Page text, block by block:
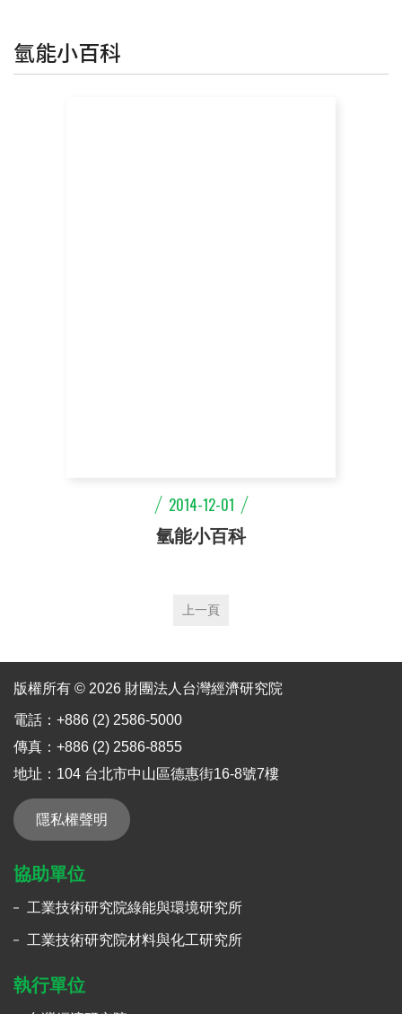
氫能小百科
2014-12-01
氫能小百科
上一頁
版權所有 © 2026 財團法人台灣經濟研究院
電話：+886 (2) 2586-5000
傳真：+886 (2) 2586-8855
地址：104 台北市中山區德惠街16-8號7樓
隱私權聲明
協助單位
工業技術研究院綠能與環境研究所
工業技術研究院材料與化工研究所
執行單位